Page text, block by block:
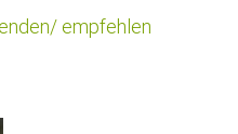
empfehlen